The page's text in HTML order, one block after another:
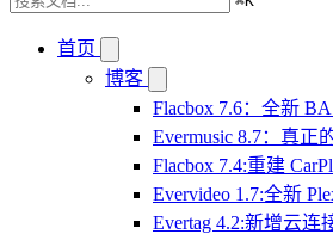
首页
博客
Flacbox 7.6：全新
Evermusic 8.7：真
Flacbox 7.4:重建
Evervideo 1.7:全新
Evertag 4.2:新增云